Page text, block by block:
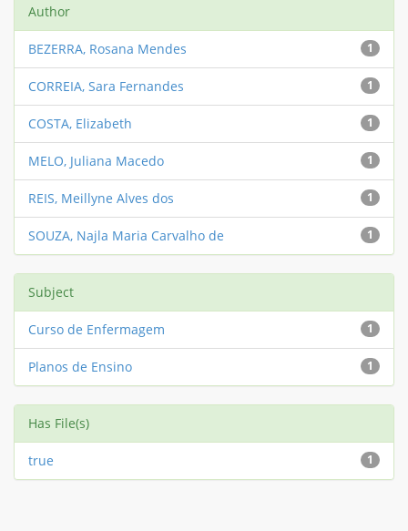
Author
1
BEZERRA, Rosana Mendes
1
CORREIA, Sara Fernandes
1
COSTA, Elizabeth
1
MELO, Juliana Macedo
1
REIS, Meillyne Alves dos
1
SOUZA, Najla Maria Carvalho de
Subject
1
Curso de Enfermagem
1
Planos de Ensino
Has File(s)
1
true